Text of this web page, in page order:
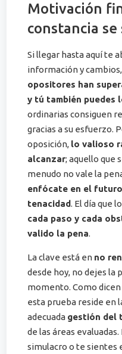
Motivación
constancia se
Si llegar hasta aquí te
información y
opositores han
y tú también puedes
ordinarias consiguen
gracias a su esfuerzo.
oposición, lo valioso
alcanzar; aquello que
menudo no vale la
enfócate en el
tenacidad. El día que
cada paso y cada
valido la pena.
La clave está en no
desde hoy, no dejes la
momento. Como
esta prueba reside en
adecuada gestión del
de las áreas
simulacro o te sientes